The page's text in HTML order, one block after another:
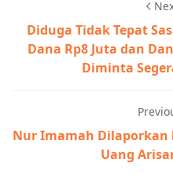
Diduga Tidak Tepat
Dana Rp8 Juta dan
Diminta
Nur Imamah Dilaporkan
Uang